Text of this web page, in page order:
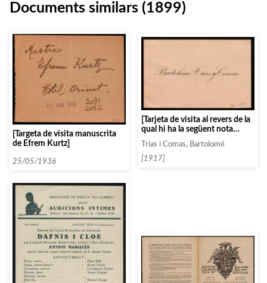
Documents similars (1899)
[Targeta de visita manuscrita
de Efrem Kurtz]
25/05/1936
[Tarjeta de visita al revers de la
qual hi ha la següent nota
invitacions a casa»]
Trias i Comas, Bartolomé
[1917]